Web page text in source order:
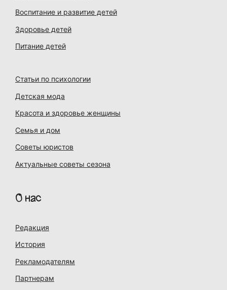
Воспитание и развитие детей
Здоровье детей
Питание детей
Статьи по психологии
Детская мода
Красота и здоровье женщины
Семья и дом
Советы юристов
Актуальные советы сезона
О нас
Редакция
История
Рекламодателям
Партнерам